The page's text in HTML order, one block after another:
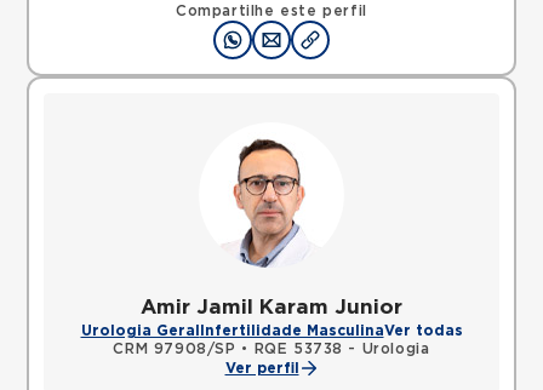
Compartilhe este perfil
Amir Jamil Karam Junior
Urologia Geral Infertilidade MasculinaVer todas
CRM 97908/SP •
RQE 53738 - Urologia
Ver perfil